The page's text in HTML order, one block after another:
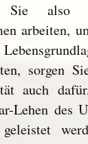
Sie also
arbeiten,
sorgen
auch
Lehen des